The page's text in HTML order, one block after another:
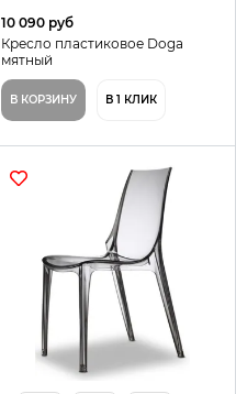
10 090 руб
Кресло пластиковое Doga
мятный
В КОРЗИНУ В 1 КЛИК